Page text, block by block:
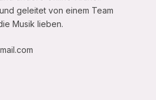
geleitet von einem Team
Musik lieben.